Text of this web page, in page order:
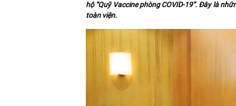
hộ “Quỹ Vaccine phòng COVID-19”. Đây là
toàn viện.